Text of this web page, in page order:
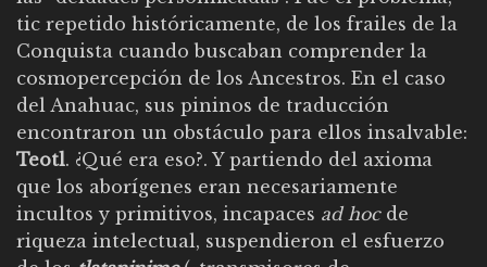
tic repetido históricamente, de los frailes de la
Conquista cuando buscaban comprender la
cosmopercepción de los Ancestros. En el caso
del Anahuac, sus pininos de traducción
encontraron un obstáculo para ellos insalvable:
Teotl. ¿Qué era eso?. Y partiendo del axioma
que los aborígenes eran necesariamente
incultos y primitivos, incapaces ad hocde
riqueza intelectual, suspendieron el esfuerzo